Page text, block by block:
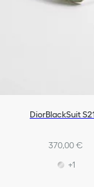
DiorBlackSuit
370,00 €
+1